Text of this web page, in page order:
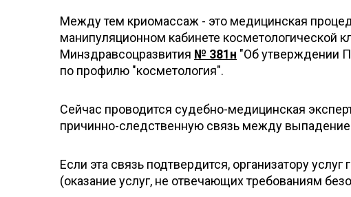
Между тем криомассаж - это медицинская
манипуляционном кабинете косметологической
Минздравсоцразвития № 381н "Об утверждении
по профилю "косметология".
Сейчас проводится судебно-медицинская
причинно-следственную связь между
Если эта связь подтвердится, организатору
(оказание услуг, не отвечающих требованиям